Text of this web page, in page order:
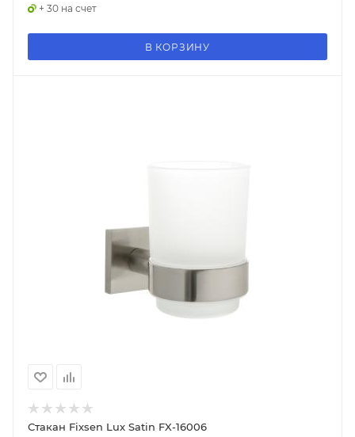
+ 30 на счет
В КОРЗИНУ
Стакан Fixsen Lux Satin FX-16006